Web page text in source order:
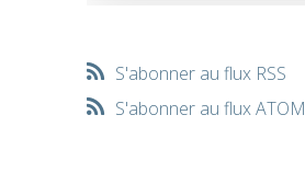
S'abonner au flux RSS
S'abonner au flux ATOM